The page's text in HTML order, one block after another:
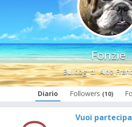
Fonzie
BulldogdiAldo
Diario Followers (10)
Vuoi